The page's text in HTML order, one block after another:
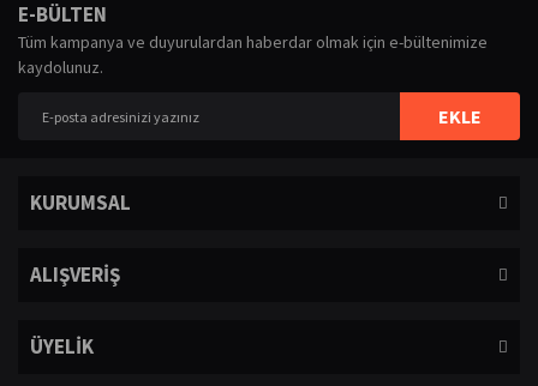
E-BÜLTEN
Tüm kampanya ve duyurulardan haberdar olmak için e-bültenimize
kaydolunuz.
EKLE
KURUMSAL
ALIŞVERİŞ
ÜYELİK